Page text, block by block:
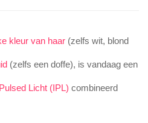
kleur van haar (zelfs wit, blond
(zelfs een doffe), is vandaag een
Licht (IPL) combineerd